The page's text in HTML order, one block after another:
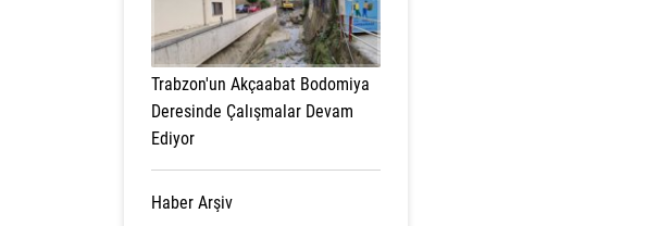
Trabzon'un Akçaabat Bodomiya
Deresinde Çalışmalar Devam
Ediyor
Haber Arşiv